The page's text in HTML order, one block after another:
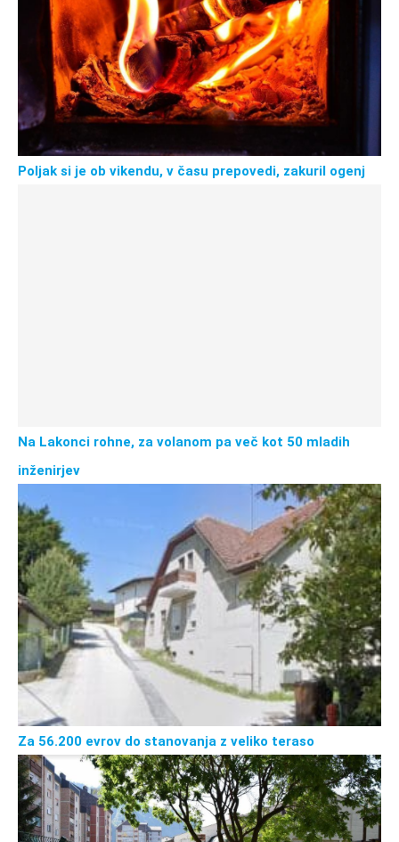
Poljak si je ob vikendu, v času prepovedi, zakuril ogenj
Na Lakonci rohne, za volanom pa več kot 50 mladih
inženirjev
Za 56.200 evrov do stanovanja z veliko teraso